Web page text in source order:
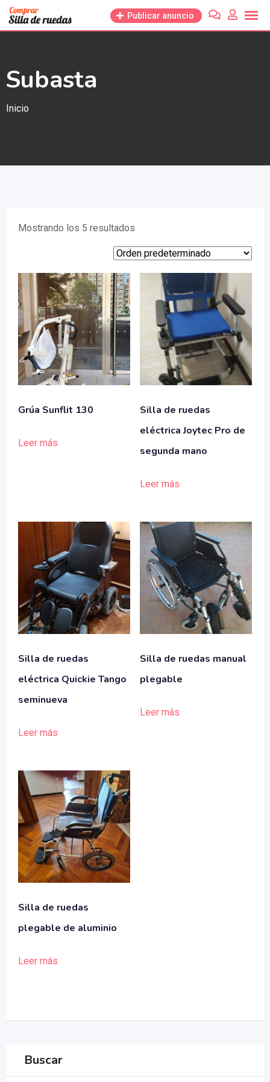
Saltar
Publicar anuncio
Subasta
Inicio
Mostrando los 5 resultados
Grúa Sunflit 130
Leer más
Silla de ruedas
eléctrica Joytec Pro de
segunda mano
Leer más
Silla de ruedas
eléctrica Quickie Tango
seminueva
Leer más
Silla de ruedas manual
plegable
Leer más
Silla de ruedas
plegable de aluminio
Leer más
Buscar